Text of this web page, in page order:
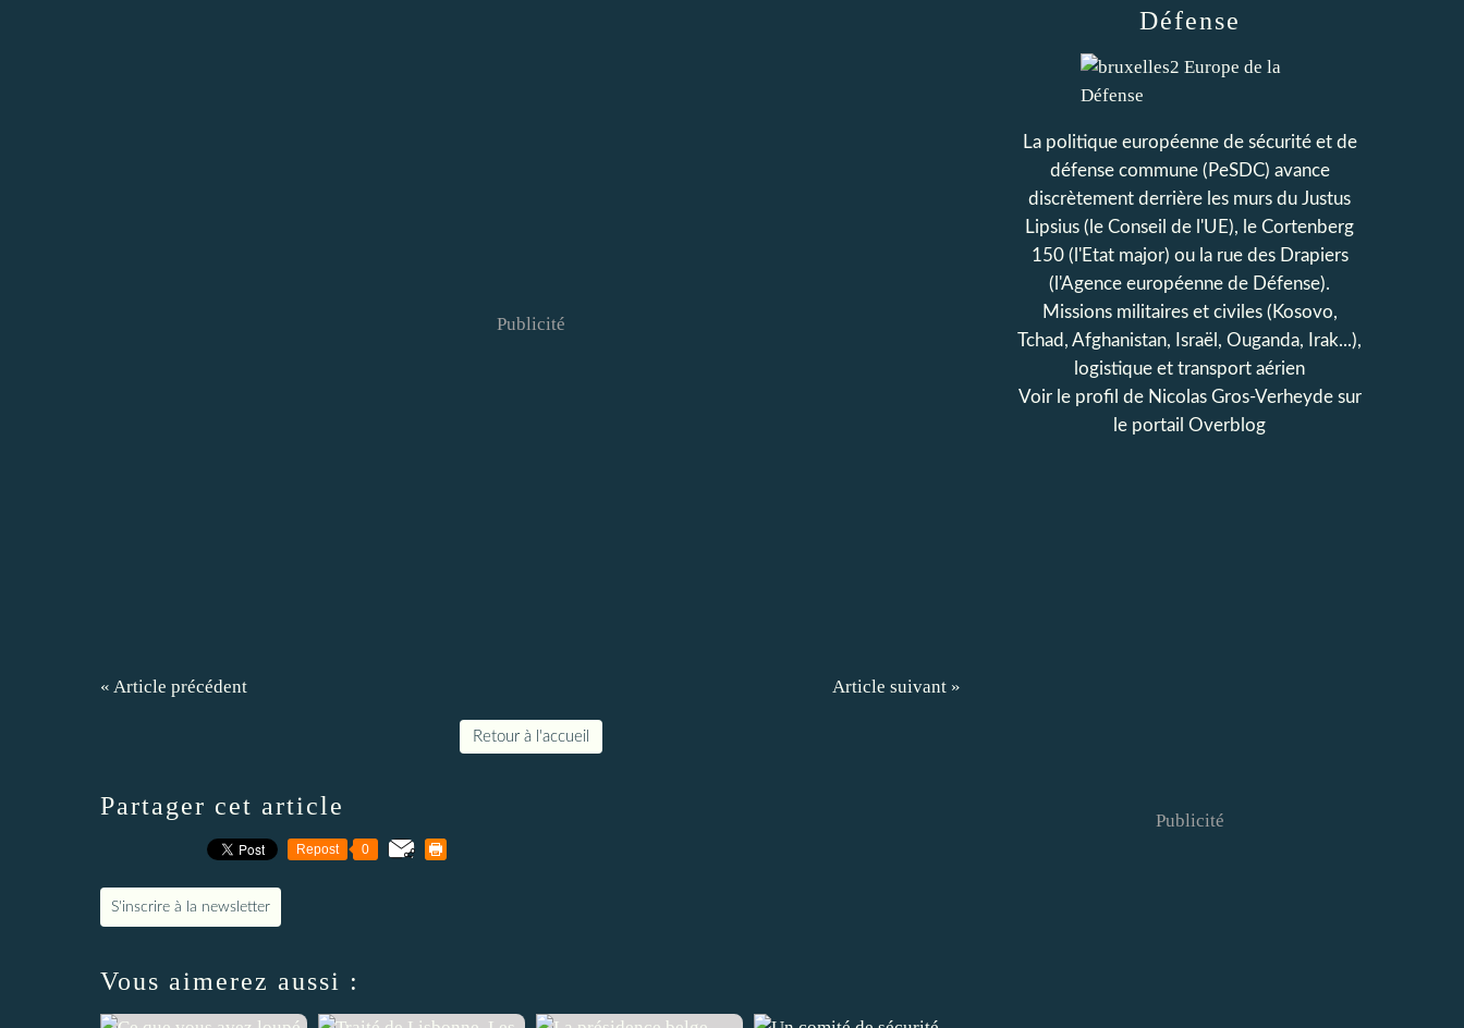
Publicité
« Article précédent Article suivant »
Retour à l'accueil
Partager cet article
Repost 0
S'inscrire à la newsletter
Vous aimerez aussi :
Défense
La politique européenne de sécurité et de
défense commune (PeSDC) avance
discrètement derrière les murs du Justus
Lipsius (le Conseil de l'UE), le Cortenberg
150 (l'Etat major) ou la rue des Drapiers
(l'Agence européenne de Défense).
Missions militaires et civiles (Kosovo,
Tchad, Afghanistan, Israël, Ouganda, Irak...),
logistique et transport aérien
Voir le profil de Nicolas Gros-Verheydesur
le portail Overblog
Publicité